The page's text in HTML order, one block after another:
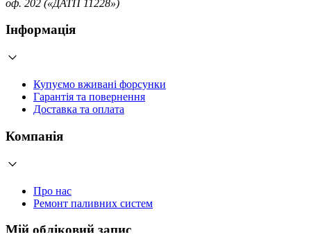
оф. 202 («ДАТП 11228»)
Інформація
Купуємо вживані форсунки
Гарантія та повернення
Доставка та оплата
Компанія
Про нас
Ремонт паливних систем
Мій обліковий запис